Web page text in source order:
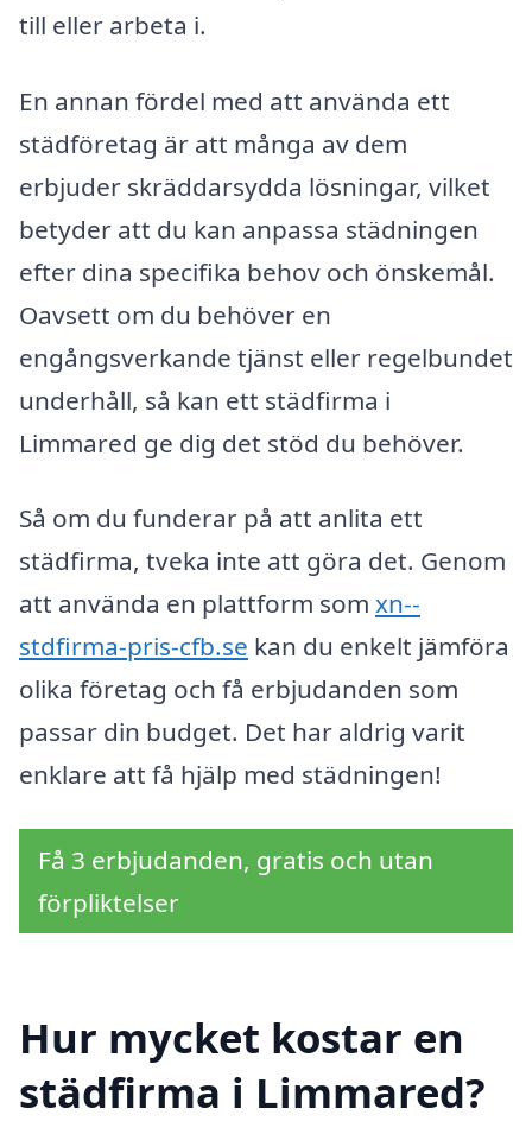
till eller arbeta i.
En annan fördel med att använda ett
städföretag är att många av dem
erbjuder skräddarsydda lösningar, vilket
betyder att du kan anpassa städningen
efter dina specifika behov och önskemål.
Oavsett om du behöver en
engångsverkande tjänst eller regelbundet
underhåll, så kan ett städfirma i
Limmared ge dig det stöd du behöver.
Så om du funderar på att anlita ett
städfirma, tveka inte att göra det. Genom
att använda en plattform som xn--
stdfirma-pris-cfb.se kan du enkelt jämföra
olika företag och få erbjudanden som
passar din budget. Det har aldrig varit
enklare att få hjälp med städningen!
Få 3 erbjudanden, gratis och utan
förpliktelser
Hur mycket kostar en
städfirma i Limmared?